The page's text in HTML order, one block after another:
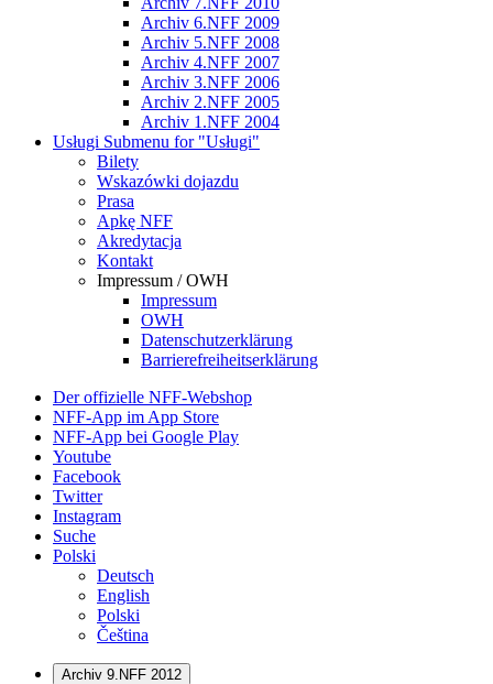
Archiv 6.NFF 2009
Archiv 5.NFF 2008
Archiv 4.NFF 2007
Archiv 3.NFF 2006
Archiv 2.NFF 2005
Archiv 1.NFF 2004
Usługi Submenu for "Usługi"
Bilety
Wskazówki dojazdu
Prasa
Apkę NFF
Akredytacja
Kontakt
Impressum / OWH
Impressum
OWH
Datenschutzerklärung
Barrierefreiheitserklärung
Der offizielle NFF-Webshop
NFF-App im App Store
NFF-App bei Google Play
Youtube
Facebook
Twitter
Instagram
Suche
Polski
Deutsch
English
Polski
Čeština
Archiv 9.NFF 2012